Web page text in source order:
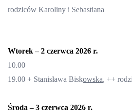
rodziców Karoliny i Sebastiana
Wtorek –2 czerwca 2026 r.
10.00
19.00 + Stanisława Biskowska, ++
Środa –3 czerwca 2026 r.